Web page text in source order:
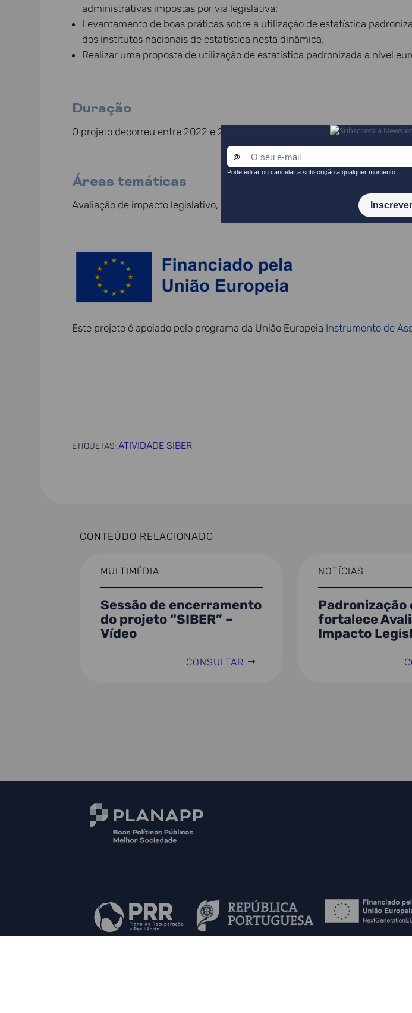
administrativas impostas por via legislativa;
Levantamento de boas práticas sobre a utilização de estatística
dos institutos nacionais de estatística nesta dinâmica;
Realizar uma proposta de utilização de estatística padronizada a nível
Duração
O projeto decorreu entre 2022 e 2023.
Áreas temáticas
Avaliação de impacto legislativo, custos administrativos, estimativa de
Este projeto é apoiado pelo programa da União Europeia Instrumento de
ETIQUETAS: ATIVIDADE SIBER
CONTEÚDO RELACIONADO
MULTIMÉDIA
Sessão de encerramento
do projeto “SIBER” –
Vídeo
CONSULTAR
NOTÍCIAS
fortalece
Impacto